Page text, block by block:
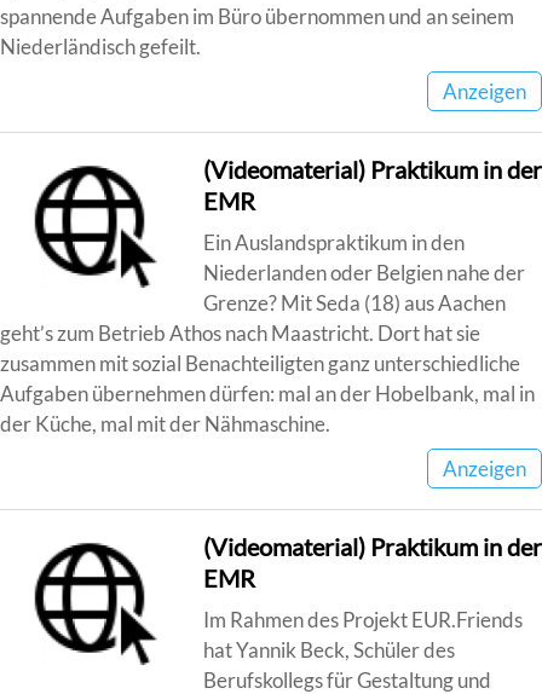
spannende Aufgaben im Büro übernommen und an seinem
Niederländisch gefeilt.
Anzeigen
(Videomaterial) Praktikum in der
EMR
Ein Auslandspraktikum in den
Niederlanden oder Belgien nahe der
Grenze? Mit Seda (18) aus Aachen
geht’s zum Betrieb Athos nach Maastricht. Dort hat sie
zusammen mit sozial Benachteiligten ganz unterschiedliche
Aufgaben übernehmen dürfen: mal an der Hobelbank, mal in
der Küche, mal mit der Nähmaschine.
Anzeigen
(Videomaterial) Praktikum in der
EMR
Im Rahmen des Projekt EUR.Friends
hat Yannik Beck, Schüler des
Berufskollegs für Gestaltung und